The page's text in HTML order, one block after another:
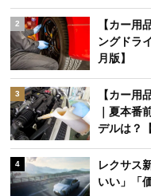
2
【カー用
ングドラ
月版】
3
【カー用
｜夏本番
デルは？
4
レクサス
いい」「